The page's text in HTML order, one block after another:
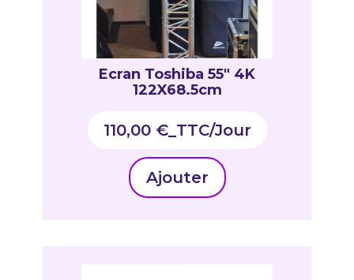
Ecran Toshiba 55″ 4K
122X68.5cm
110,00 €_TTC
Ajouter